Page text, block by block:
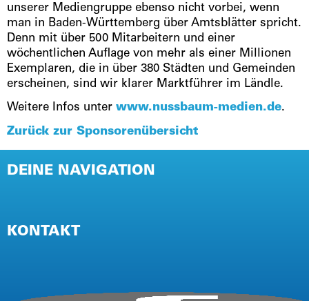
unserer Mediengruppe ebenso nicht vorbei, wenn
man in Baden-Württemberg über Amtsblätter spricht.
Denn mit über 500 Mitarbeitern und einer
wöchentlichen Auflage von mehr als einer Millionen
Exemplaren, die in über 380 Städten und Gemeinden
erscheinen, sind wir klarer Marktführer im Ländle.
Weitere Infos unter www.nussbaum-medien.de.
Zurück zur Sponsorenübersicht
DEINE NAVIGATION
PRESSE
KONTAKT